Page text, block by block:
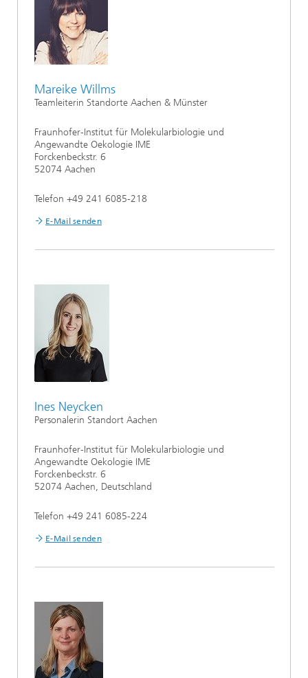
Mareike Willms
Teamleiterin Standorte Aachen & Münster
Fraunhofer-Institut für Molekularbiologie und
Angewandte Oekologie IME
Forckenbeckstr. 6
52074 Aachen
Telefon +49 241 6085-218
E-Mail senden
Ines Neycken
Personalerin Standort Aachen
Fraunhofer-Institut für Molekularbiologie und
Angewandte Oekologie IME
Forckenbeckstr. 6
52074 Aachen, Deutschland
Telefon +49 241 6085-224
E-Mail senden